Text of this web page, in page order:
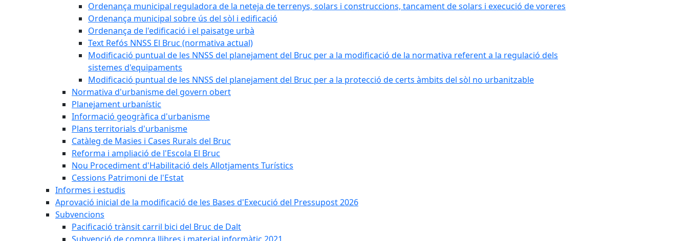
Ordenança municipal reguladora de la neteja de terrenys, solars i construccions, tancament de solars i execució de voreres
Ordenança municipal sobre ús del sòl i edificació
Ordenança de l'edificació i el paisatge urbà
Text Refós NNSS El Bruc (normativa actual)
Modificació puntual de les NNSS del planejament del Bruc per a la modificació de la normativa referent a la regulació dels
sistemes d'equipaments
Modificació puntual de les NNSS del planejament del Bruc per a la protecció de certs àmbits del sòl no urbanitzable
Normativa d'urbanisme del govern obert
Planejament urbanístic
Informació geogràfica d'urbanisme
Plans territorials d'urbanisme
Catàleg de Masies i Cases Rurals del Bruc
Reforma i ampliació de l'Escola El Bruc
Nou Procediment d'Habilitació dels Allotjaments Turístics
Cessions Patrimoni de l'Estat
Informes i estudis
Aprovació inicial de la modificació de les Bases d'Execució del Pressupost 2026
Subvencions
Pacificació trànsit carril bici del Bruc de Dalt